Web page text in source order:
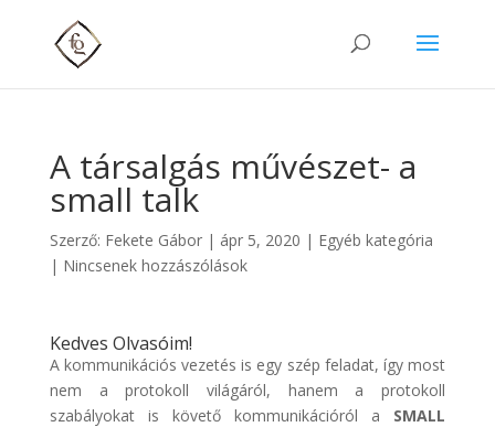
A társalgás művészet- a
small talk
Szerző: Fekete Gábor| ápr 5, 2020 | Egyéb kategória
| Nincsenek hozzászólások
Kedves Olvasóim!
A kommunikációs vezetés is egy szép feladat, így most
nem a protokoll világáról, hanem a protokoll
szabályokat is követő kommunikációról a SMALL